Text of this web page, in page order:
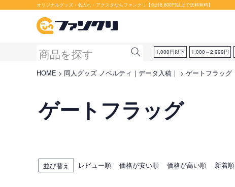
オリジナルグッズ・名入れ・アクスタならファンクリ【合計6,600円以上で送料無料】
1,000円以下 1,000～2,999円
HOME 同人グッズ ノベルティ｜データ入稿｜ ゲートフラッグ
ゲートフラッグ
並び替え レビュー順 価格が安い順 価格が高い順 新着順